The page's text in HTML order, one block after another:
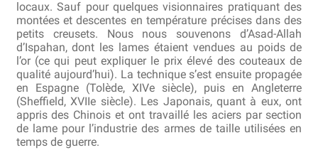
Questions-Réponses?
Revendeurs
Revue de presse
Téléchargements
locaux. Sauf pour quelques visionnaires pratiquant des
montées et descentes en température précises dans des
petits creusets. Nous nous souvenons d’Asad-Allah
d’Ispahan, dont les lames étaient vendues au poids de
l’or (ce qui peut expliquer le prix élevé des couteaux de
qualité aujourd’hui). La technique s’est ensuite propagée
en Espagne (Tolède, XIVe siècle), puis en Angleterre
(Sheffield, XVIIe siècle). Les Japonais, quant à eux, ont
appris des Chinois et ont travaillé les aciers par section
de lame pour l’industrie des armes de taille utilisées en
temps de guerre.